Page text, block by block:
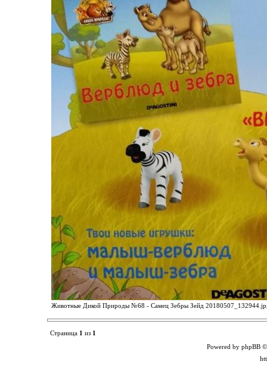
Животные Дикой Природы №68 - Самец Зебры Зейд
Страница 1 из 1
Powered by phpBB